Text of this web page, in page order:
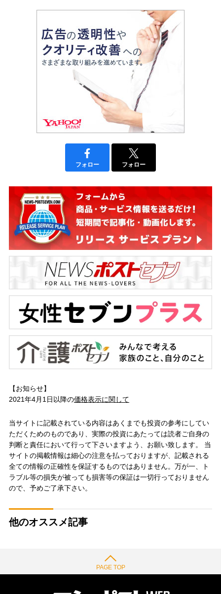
フォロー フォロー
【お知らせ】
2021年4月1日以降の価格表示に関して
当サイトに記載されている内容はあくまでも投資の参考にしてい
ただくためのものであり、実際の投資にあたっては読者ご自身の
判断と責任において行って下さいますよう、お願い致します。 当
サイトの掲載情報は細心の注意を払っておりますが、記載される
全ての情報の正確性を保証するものではありません。万が一、ト
ラブル等の損失が被っても損害等の保証は一切行っておりません
ので、予めご了承下さい。
他のオススメ記事
PAGE TOP